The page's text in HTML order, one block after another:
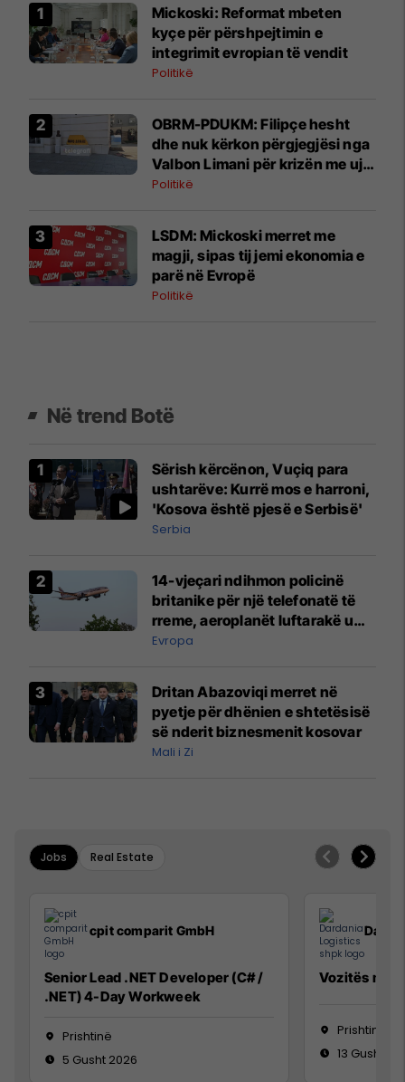
Mickoski: Reformat mbeten
kyçe për përshpejtimin e
integrimit evropian të vendit
Politikë
OBRM-PDUKM: Filipçe hesht
dhe nuk kërkon përgjegjësi nga
Valbon Limani për krizën me ujin
në Gostivar
Politikë
LSDM: Mickoski merret me
magji, sipas tij jemi ekonomia e
parë në Evropë
Politikë
Në trend Botë
Sërish kërcënon, Vuçiq para
ushtarëve: Kurrë mos e harroni,
'Kosova është pjesë e Serbisë'
Serbia
14-vjeçari ndihmon policinë
britanike për një telefonatë të
rreme, aeroplanët luftarakë u
ngritën në ajër për të
Mançesterit
Evropa
Dritan Abazoviqi merret në
pyetje për dhënien e shtetësisë
së nderit biznesmenit kosovar
Mali i Zi
Jobs Real Estate
cpit comparit GmbH
Senior Lead .NET Developer (C# /
.NET) 4-Day Workweek
Prishtinë
5 Gusht 2026
Vozitës me
Prishtinë
13 Gusht